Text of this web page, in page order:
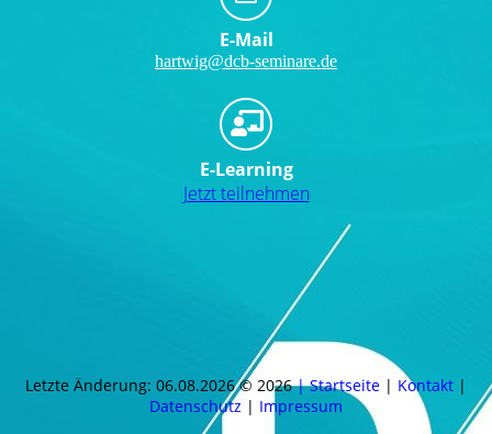
E-Mail
hartwig@dcb-seminare.de
E-Learning
Jetzt teilnehmen
Letzte Änderung: 06.08.2026 © 2026| Startseite | Kontakt |
Daten­schutz | Impressum